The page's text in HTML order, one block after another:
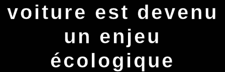
voiture est devenu
un enjeu
écologique